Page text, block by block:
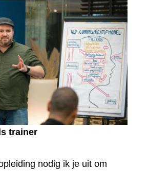
trainer
nodig ik je uit om